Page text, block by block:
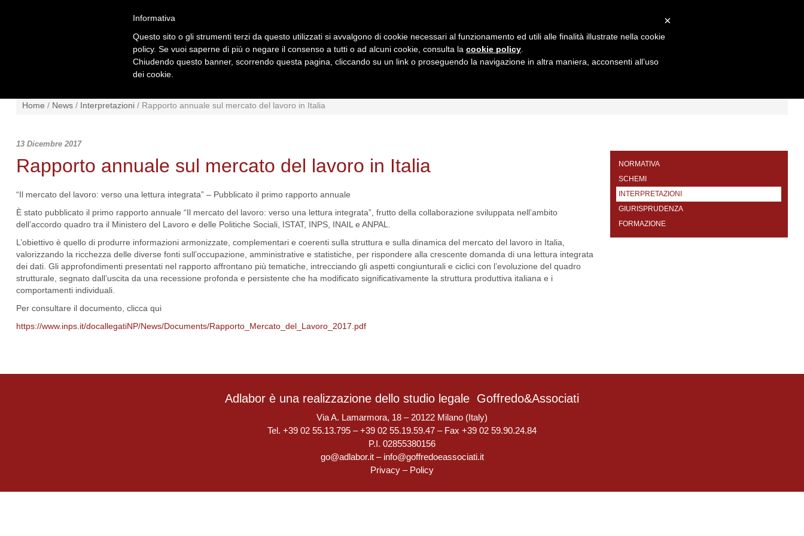
NEWS NORMATIVA
Home / News / Interpretazioni / Rapporto annuale sul mercato del lavoro in Italia
13 Dicembre 2017
Rapporto annuale sul mercato del lavoro in Italia
“Il mercato del lavoro: verso una lettura integrata” – Pubblicato il primo rapporto annuale
È stato pubblicato il primo rapporto annuale “Il mercato del lavoro: verso una lettura integrata”, frutto della collaborazione sviluppata nell’ambito
dell’accordo quadro tra il Ministero del Lavoro e delle Politiche Sociali, ISTAT, INPS, INAIL e ANPAL.
L’obiettivo è quello di produrre informazioni armonizzate, complementari e coerenti sulla struttura e sulla dinamica del mercato del lavoro in Italia,
valorizzando la ricchezza delle diverse fonti sull’occupazione, amministrative e statistiche, per rispondere alla crescente domanda di una lettura integrata
dei dati. Gli approfondimenti presentati nel rapporto affrontano più tematiche, intrecciando gli aspetti congiunturali e ciclici con l’evoluzione del quadro
strutturale, segnato dall’uscita da una recessione profonda e persistente che ha modificato significativamente la struttura produttiva italiana e i
comportamenti individuali.
Per consultare il documento, clicca qui
https://www.inps.it/docallegatiNP/News/Documents/Rapporto_Mercato_del_Lavoro_2017.pdf
NORMATIVA
SCHEMI
INTERPRETAZIONI
GIURISPRUDENZA
FORMAZIONE
Adlabor è una realizzazione dello studio legale Goffredo&Associati
Via A. Lamarmora, 18 – 20122 Milano (Italy)
Tel. +39 02 55.13.795 – +39 02 55.19.59.47 – Fax +39 02 59.90.24.84
P.I. 02855380156
go@adlabor.it– info@goffredoeassociati.it
Privacy – Policy
×
Informativa
Questo sito o gli strumenti terzi da questo utilizzati si avvalgono di cookie necessari al funzionamento ed utili alle finalità illustrate nella cookie
policy. Se vuoi saperne di più o negare il consenso a tutti o ad alcuni cookie, consulta la cookie policy
Chiudendo questo banner, scorrendo questa pagina, cliccando su un link o proseguendo la navigazione in altra maniera, acconsenti all’uso
dei cookie.